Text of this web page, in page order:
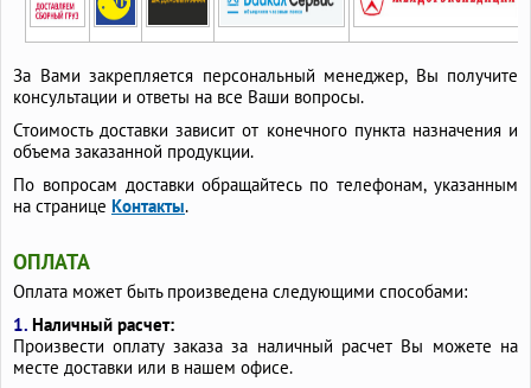
За Вами закрепляется персональный менеджер, Вы получите
консультации и ответы на все Ваши вопросы.
Стоимость доставки зависит от конечного пункта назначения и
объема заказанной продукции.
По вопросам доставки обращайтесь по телефонам, указанным
на странице Контакты.
ОПЛАТА
Оплата может быть произведена следующими способами:
1. Наличный расчет:
Произвести оплату заказа за наличный расчет Вы можете на
месте доставки или в нашем офисе.